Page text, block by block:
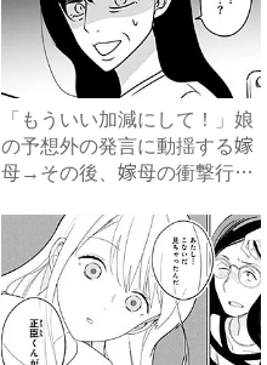
「もういい加減にして！」娘
の予想外の発言に動揺する嫁
母→その後、嫁母の衝撃行動